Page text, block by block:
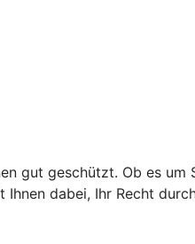
gut geschützt. Ob es
dabei, Ihr Recht